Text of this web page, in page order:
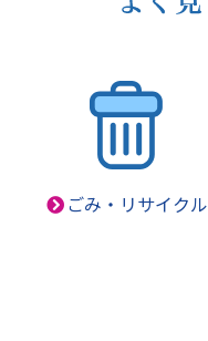
ごみ・リサイクル